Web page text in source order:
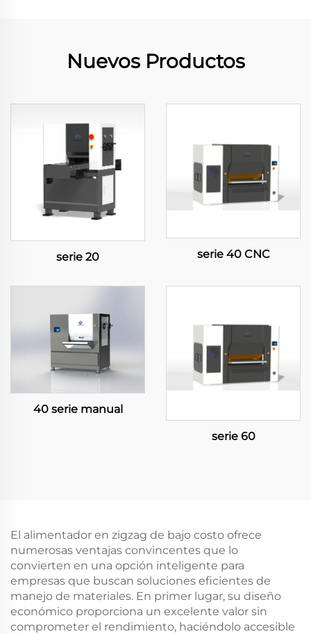
Nuevos Productos
serie 20 serie 40 CNC
40 serie manual
serie 60
El alimentador en zigzag de bajo costo ofrece
numerosas ventajas convincentes que lo
convierten en una opción inteligente para
empresas que buscan soluciones eficientes de
manejo de materiales. En primer lugar, su diseño
económico proporciona un excelente valor sin
comprometer el rendimiento, haciéndolo accesible